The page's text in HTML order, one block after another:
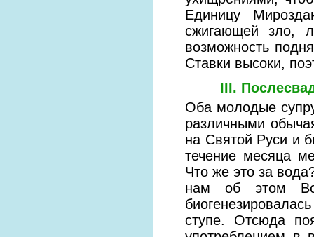
Единицу
сжигающей зло,
возможность
Ставки высоки,
III.
Оба молодые
различными
на Святой Руси и
течение месяца
Что же это за
нам об этом
ступе. Отсюда